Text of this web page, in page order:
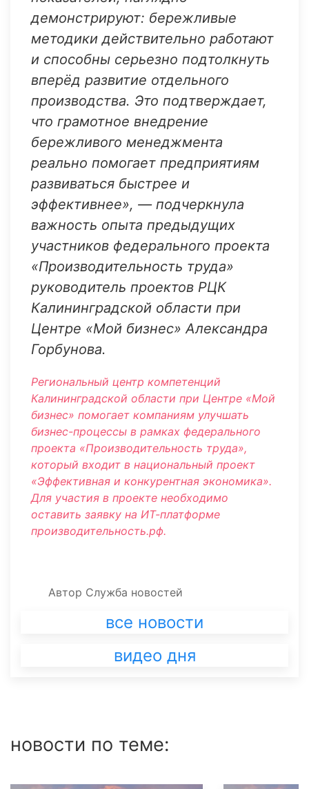
демонстрируют: бережливые
методики действительно работают
и способны серьезно подтолкнуть
вперёд развитие отдельного
производства. Это подтверждает,
что грамотное внедрение
бережливого менеджмента
реально помогает предприятиям
развиваться быстрее и
эффективнее», — подчеркнула
важность опыта предыдущих
участников федерального проекта
«Производительность труда»
руководитель проектов РЦК
Калининградской области при
Центре «Мой бизнес» Александра
Горбунова.
Региональный центр компетенций
Калининградской области при Центре «Мой
бизнес» помогает компаниям улучшать
бизнес-процессы в рамках федерального
проекта «Производительность труда»,
который входит в национальный проект
«Эффективная и конкурентная экономика».
Для участия в проекте необходимо
оставить заявку на ИТ-платформе
производительность.рф.
Автор Служба новостей
все новости
видео дня
новости по теме: